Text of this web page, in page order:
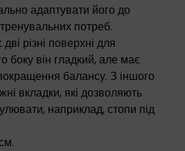
адаптувати його до
потреб.
різні поверхні для
боку він гладкий, але має
балансу. З іншого
вкладки, які дозволяють
наприклад, стопи під